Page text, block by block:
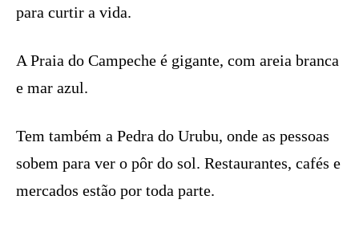
para curtir a vida.
A Praia do Campeche é gigante, com areia branca
e mar azul.
Tem também a Pedra do Urubu, onde as pessoas
sobem para ver o pôr do sol. Restaurantes, cafés e
mercados estão por toda parte.